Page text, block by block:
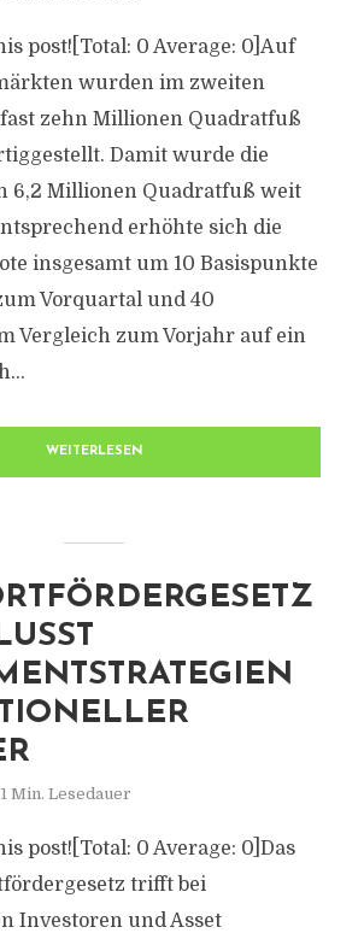
post![Total: 0 Average: 0]Auf
wurden im zweiten
zehn Millionen Quadratfuß
Damit wurde die
6,2 Millionen Quadratfuß weit
erhöhte sich die
insgesamt um 10 Basispunkte
Vorquartal und 40
Vergleich zum Vorjahr auf ein
WEITERLESEN
1 Min. Lesedauer
post![Total: 0 Average: 0]Das
trifft bei
Investoren und Asset